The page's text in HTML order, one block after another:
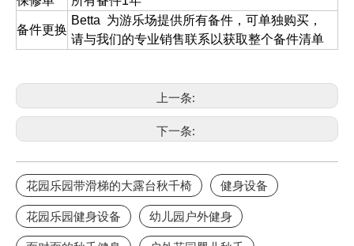
备件更换
Betta 为游乐场提供所有备件，可单独购买，
请与我们的专业销售联系以获取整个备件清单
上一条:
下一条:
花园乐园带滑梯的大露台秋千椅 健身设备
花园乐园健身设备 幼儿园户外健身